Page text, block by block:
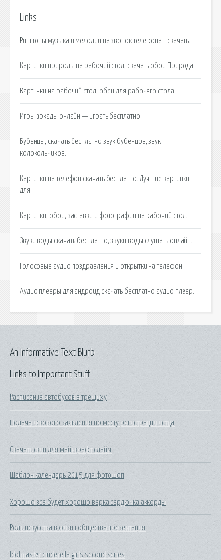
Links
Рингтоны музыка и мелодии на звонок телефона - скачать.
Картинки природы на рабочий стол, скачать обои Природа.
Картинки на рабочий стол, обои для рабочего стола.
Игры аркады онлайн — играть бесплатно.
Бубенцы, скачать бесплатно звук бубенцов, звук
колокольчиков.
Картинки на телефон скачать бесплатно. Лучшие картинки
для.
Картинки, обои, заставки и фотографии на рабочий стол.
Звуки воды скачать бесплатно, звуки воды слушать онлайн.
Голосовые аудио поздравления и открытки на телефон.
Аудио плееры для андроид скачать бесплатно аудио плеер.
Links to Important Stuff
Расписание автобусов в трещиху
Подача искового заявления по месту регистрации истца
Скачать скин для майнкрафт слайм
Шаблон календарь 2015 для фотошоп
Хорошо все будет хорошо верка сердючка аккорды
Роль искусства в жизни общества презентация
Idolmaster cinderella girls second series
An Informative Text Blurb